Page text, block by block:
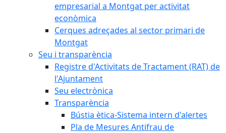
empresarial a Montgat per activitat
econòmica
Cerques adreçades al sector primari de
Montgat
Seu i transparència
Registre d'Activitats de Tractament (RAT) de
l'Ajuntament
Seu electrònica
Transparència
Bústia ètica-Sistema intern d'alertes
Pla de Mesures Antifrau de